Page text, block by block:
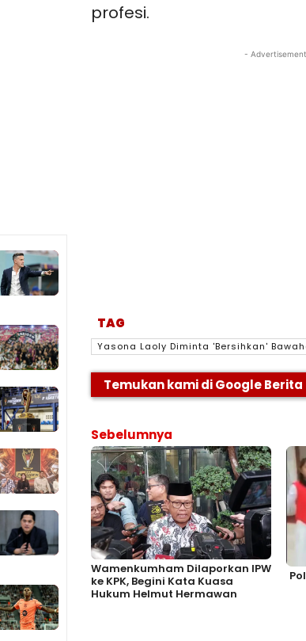
profesi.
-
TAG
Yasona Laoly Diminta 'Bersihkan'
Temukan kami di Google Berita
Sebelumnya
Wamenkumham Dilaporkan IPW
ke KPK, Begini Kata Kuasa
Hukum Helmut Hermawan